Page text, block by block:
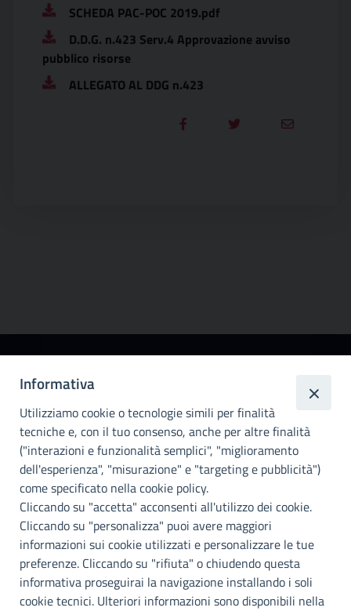
SCHEDA PAC-POC 2019.pdf
D.D.G. n.423 Serv.4 Approvazione avviso
pubblico risorse
ALLEGATO AL DDG n.423
metropolitana di
Palermo
Info e contatti
Città Metropoliitana di Palermo
Via Maqueda, 100 - 90134 - Palermo
Cod. Fisc. 80021470820
PEC: cm.pa@cert.cittametropolitana.pa.it
I nostri canali social
Accessibilità
Informativa
Utilizziamo cookie o tecnologie simili per finalità
tecniche e, con il tuo consenso, anche per altre finalità
("interazioni e funzionalità semplici", "miglioramento
dell'esperienza", "misurazione" e "targeting e pubblicità")
come specificato nella cookie policy.
Cliccando su "accetta" acconsenti all'utilizzo dei cookie.
Cliccando su "personalizza" puoi avere maggiori
informazioni sui cookie utilizzati e personalizzare le tue
preferenze. Cliccando su "rifiuta" o chiudendo questa
informativa proseguirai la navigazione installando i soli
cookie tecnici. Ulteriori informazioni sono disponibili nella